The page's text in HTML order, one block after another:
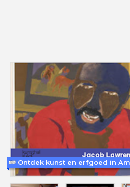
Ontdek kunst en erfgoed in